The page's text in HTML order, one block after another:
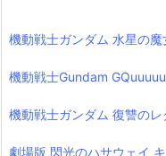
機動戦士ガンダム 水星の魔
機動戦士Gundam
機動戦士ガンダム 復讐のレ
劇場版 閃光のハサウェイ